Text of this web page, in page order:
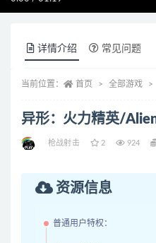
详情介绍 常见问题
当前位置： 首页 全部游戏
异形：火力精英/
枪战射击 2 924
资源信息
普通用户特权：